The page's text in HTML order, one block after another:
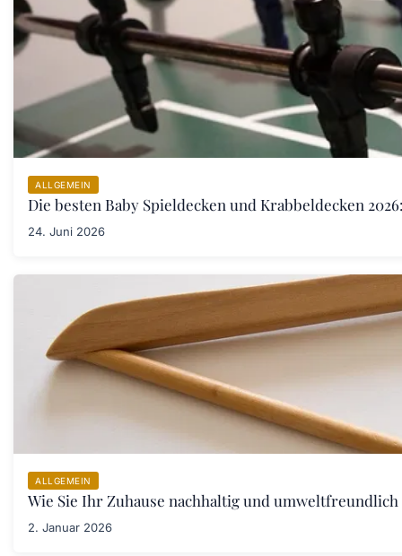
ALLGEMEIN
Die besten Baby Spieldecken und Krabbeldecken
24. Juni 2026
ALLGEMEIN
Wie Sie Ihr Zuhause nachhaltig und umweltfreundlich
2. Januar 2026